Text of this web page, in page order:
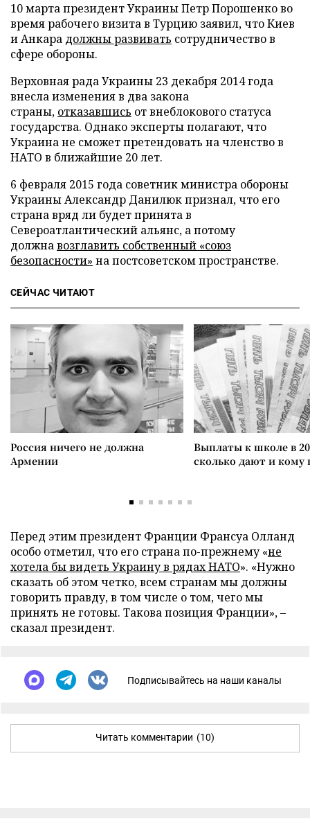
10 марта президент Украины Петр Порошенко во
время рабочего визита в Турцию заявил, что Киев
и Анкара должны развивать сотрудничество в
сфере обороны.
Верховная рада Украины 23 декабря 2014 года
внесла изменения в два закона
страны, отказавшись от внеблокового статуса
государства. Однако эксперты полагают, что
Украина не сможет претендовать на членство в
НАТО в ближайшие 20 лет.
6 февраля 2015 года советник министра обороны
Украины Александр Данилюк признал, что его
страна вряд ли будет принята в
Североатлантический альянс, а потому
должнавозглавить собственный «союз
безопасности» на постсоветском пространстве.
СЕЙЧАС ЧИТАЮТ
Россия ничего не должна
Армении
Выплаты к школе в
сколько дают и
Перед этим президент Франции Франсуа Олланд
особо отметил, что его страна по-прежнему «не
хотела бы видеть Украину в рядах НАТО». «Нужно
сказать об этом четко, всем странам мы должны
говорить правду, в том числе о том, чего мы
принять не готовы. Такова позиция Франции», –
сказал президент.
Подписывайтесь на наши каналы
Читать комментарии (10)